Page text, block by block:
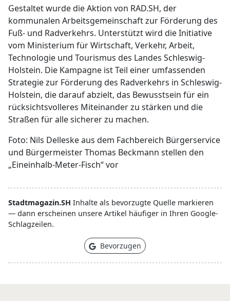
Gestaltet wurde die Aktion von RAD.SH, der
kommunalen Arbeitsgemeinschaft zur Förderung des
Fuß- und Radverkehrs. Unterstützt wird die Initiative
vom Ministerium für Wirtschaft, Verkehr, Arbeit,
Technologie und Tourismus des Landes Schleswig-
Holstein. Die Kampagne ist Teil einer umfassenden
Strategie zur Förderung des Radverkehrs in Schleswig-
Holstein, die darauf abzielt, das Bewusstsein für ein
rücksichtsvolleres Miteinander zu stärken und die
Straßen für alle sicherer zu machen.
Foto: Nils Delleske aus dem Fachbereich Bürgerservice
und Bürgermeister Thomas Beckmann stellen den
„Eineinhalb-Meter-Fisch“ vor
Stadtmagazin.SH Inhalte als bevorzugte Quelle markieren
— dann erscheinen unsere Artikel häufiger in Ihren Google-
Schlagzeilen.
Bevorzugen